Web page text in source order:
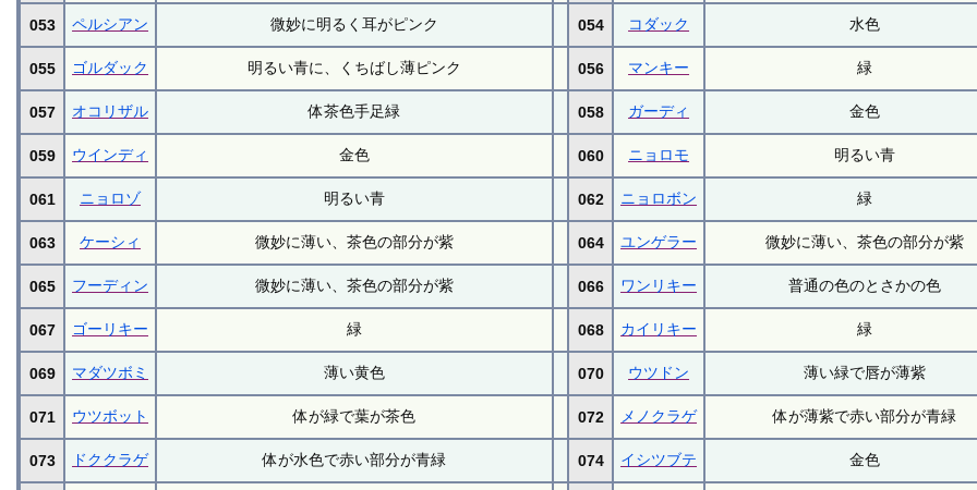
053 ペルシアン 微妙に明るく耳がピンク 054 コダック 水色
055 ゴルダック 明るい青に、くちばし薄ピンク 056 マンキー 緑
057 オコリザル 体茶色手足緑 058 ガーディ 金色
059 ウインディ 金色 060 ニョロモ 明るい青
061 ニョロゾ 明るい青 062 ニョロボン 緑
063 ケーシィ 微妙に薄い、茶色の部分が紫 064 ユンゲラー 微妙に薄い、茶色の部分が紫
065 フーディン 微妙に薄い、茶色の部分が紫 066 ワンリキー 普通の色のとさかの色
067 ゴーリキー 緑 068 カイリキー 緑
069 マダツボミ 薄い黄色 070 ウツドン 薄い緑で唇が薄紫
071 ウツボット 体が緑で葉が茶色 072 メノクラゲ 体が薄紫で赤い部分が青緑
073 ドククラゲ 体が水色で赤い部分が青緑 074 イシツブテ 金色